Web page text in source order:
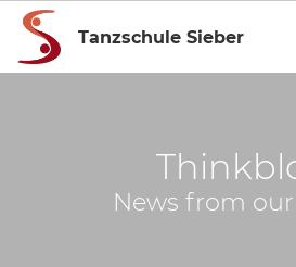
Tanzschule Sieber
News from